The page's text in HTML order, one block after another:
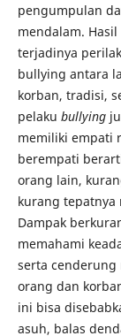
pengumpulan
mendalam.
terjadinya
bullying antara
korban, tradisi,
pelaku bullying
memiliki empati
berempati
orang lain,
kurang tepatnya
Dampak
memahami
serta cenderung
orang dan
ini bisa
asuh, balas